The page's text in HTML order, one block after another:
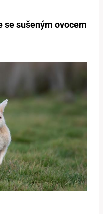
se sušeným ovocem